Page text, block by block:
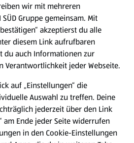
wir mit mehreren
Gruppe gemeinsam. Mit
akzeptierst du alle
diesem Link aufrufbaren
du auch Informationen zur
Verantwortlichkeit jeder Webseite.
auf „Einstellungen“ die
Auswahl zu treffen. Deine
jederzeit über den Link
am Ende jeder Seite widerrufen
in den Cookie-Einstellungen